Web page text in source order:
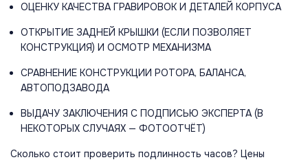
ОЦЕНКУ КАЧЕСТВА ГРАВИРОВОК И ДЕТАЛЕЙ КОРПУСА
ОТКРЫТИЕ ЗАДНЕЙ КРЫШКИ (ЕСЛИ ПОЗВОЛЯЕТ
КОНСТРУКЦИЯ) И ОСМОТР МЕХАНИЗМА
СРАВНЕНИЕ КОНСТРУКЦИИ РОТОРА, БАЛАНСА,
АВТОПОДЗАВОДА
ВЫДАЧУ ЗАКЛЮЧЕНИЯ С ПОДПИСЬЮ ЭКСПЕРТА (В
НЕКОТОРЫХ СЛУЧАЯХ — ФОТООТЧЁТ)
Сколько стоит проверить подлинность часов? Цены